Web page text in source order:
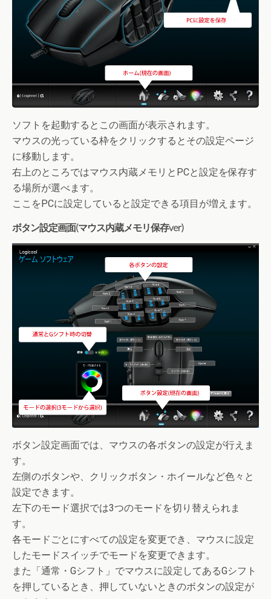
ソフトを起動するとこの画面が表示されます。
マウスの光っている枠をクリックするとその設定ページ
に移動します。
右上のところではマウス内蔵メモリとPCと設定を保存す
る場所が選べます。
ここをPCに設定していると設定できる項目が増えます。
ボタン設定画面(マウス内蔵メモリ保存ver)
ボタン設定画面では、マウスの各ボタンの設定が行えま
す。
左側のボタンや、クリックボタン・ホイールなど色々と
設定できます。
左下のモード選択では3つのモードを切り替えられま
す。
各モードごとにすべての設定を変更でき、マウスに設定
したモードスイッチでモードを変更できます。
また「通常・Gシフト」でマウスに設定してあるGシフト
を押しているとき、押していないときのボタンの設定が